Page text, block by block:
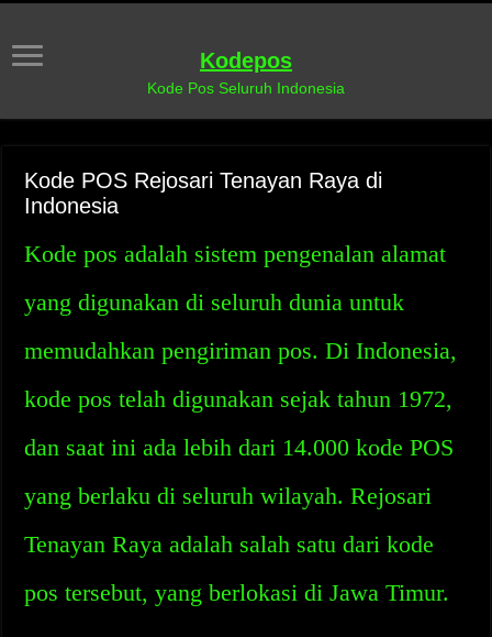
Kodepos
Kode Pos Seluruh Indonesia
Kode POS Rejosari Tenayan Raya di
Indonesia
Kode pos adalah sistem pengenalan alamat
yang digunakan di seluruh dunia untuk
memudahkan pengiriman pos. Di Indonesia,
kode pos telah digunakan sejak tahun 1972,
dan saat ini ada lebih dari 14.000 kode POS
yang berlaku di seluruh wilayah. Rejosari
Tenayan Raya adalah salah satu dari kode
pos tersebut, yang berlokasi di Jawa Timur.